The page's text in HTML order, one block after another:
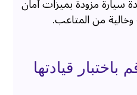
سيارة مزودة بميزات أمان
من المتاعب.
قيادتها